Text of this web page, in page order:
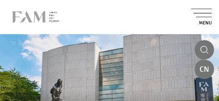
MENU
CN